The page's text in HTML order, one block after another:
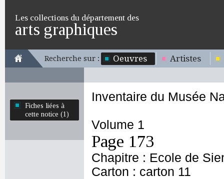
Les collections du département des
arts graphiques
Recherche sur : Oeuvres Artistes
Fiches liées à
cette notice (1)
Inventaire du Musée
Volume 1
Page 173
Chapitre : Ecole de
Carton : carton 11